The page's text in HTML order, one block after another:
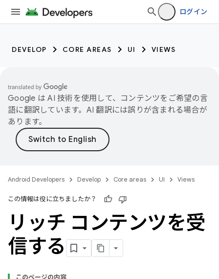
ログイン
DEVELOP CORE AREAS UI VIEWS
Google は AI 技術を使用して、コンテンツをご希望の言
語に翻訳しています。AI 翻訳には誤りが含まれる場合が
あります。
Android Developers Develop Core areas UI Views
この情報は役に立ちましたか？
リッチ コンテンツを受
信する
このページの内容